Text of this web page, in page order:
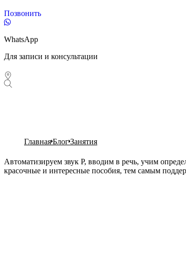
Позвонить
WhatsApp
Для записи и консультации
ГлавнаяБлогЗанятия
Автоматизируем звук Р, вводим в речь, учим
красочные и интересные пособия, тем самым